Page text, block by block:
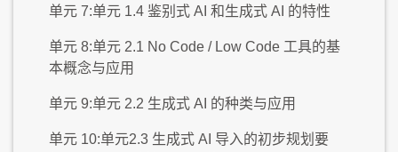
单元 7:单元 1.4 鉴别式 AI 和生成式 AI 的特性
单元 8:单元 2.1 No Code / Low Code 工具的基
本概念与应用
单元 9:单元 2.2 生成式 AI 的种类与应用
单元 10:单元2.3 生成式 AI 导入的初步规划要